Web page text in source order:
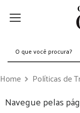
Home Políticas de
Navegue pelas